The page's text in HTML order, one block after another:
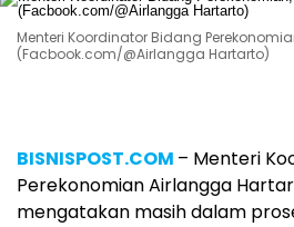
Menteri Koordinator Bidang
(Facbook.com/@Airlangga Hartarto)
BISNISPOST.COM – Menteri
Perekonomian Airlangga
mengatakan masih dalam